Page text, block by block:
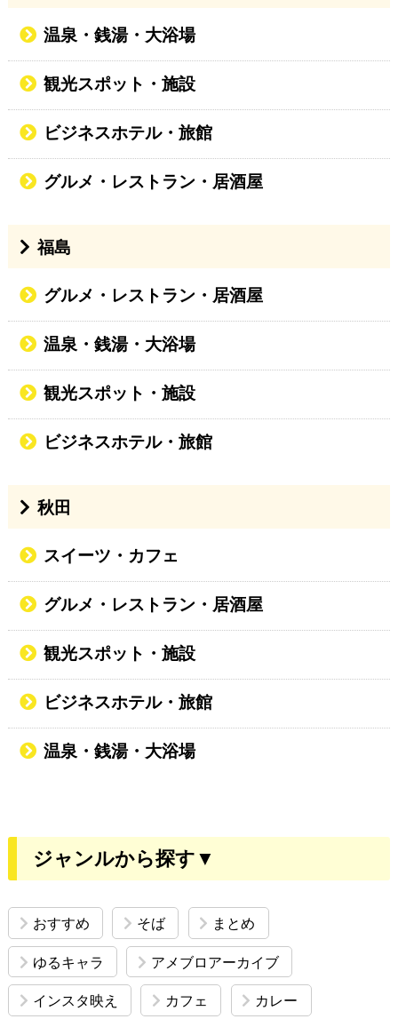
温泉・銭湯・大浴場
観光スポット・施設
ビジネスホテル・旅館
グルメ・レストラン・居酒屋
福島
グルメ・レストラン・居酒屋
温泉・銭湯・大浴場
観光スポット・施設
ビジネスホテル・旅館
秋田
スイーツ・カフェ
グルメ・レストラン・居酒屋
観光スポット・施設
ビジネスホテル・旅館
温泉・銭湯・大浴場
ジャンルから探す▼
おすすめ そば
まとめ
ゆるキャラ
アメブロアーカイブ
インスタ映え
カフェ
カレー